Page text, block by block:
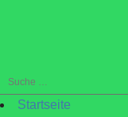
Suche
nach:Startseite